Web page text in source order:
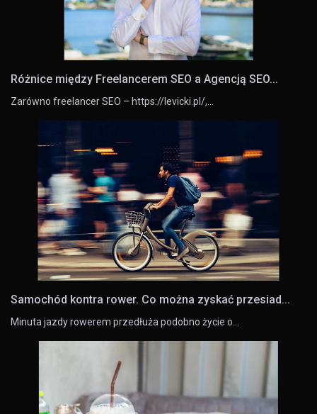
Różnice między Freelancerem SEO a Agencją SEO...
Zarówno freelancer SEO – https://levicki.pl/,…
Samochód kontra rower. Co można zyskać przesiad...
Minuta jazdy rowerem przedłuża podobno życie o…